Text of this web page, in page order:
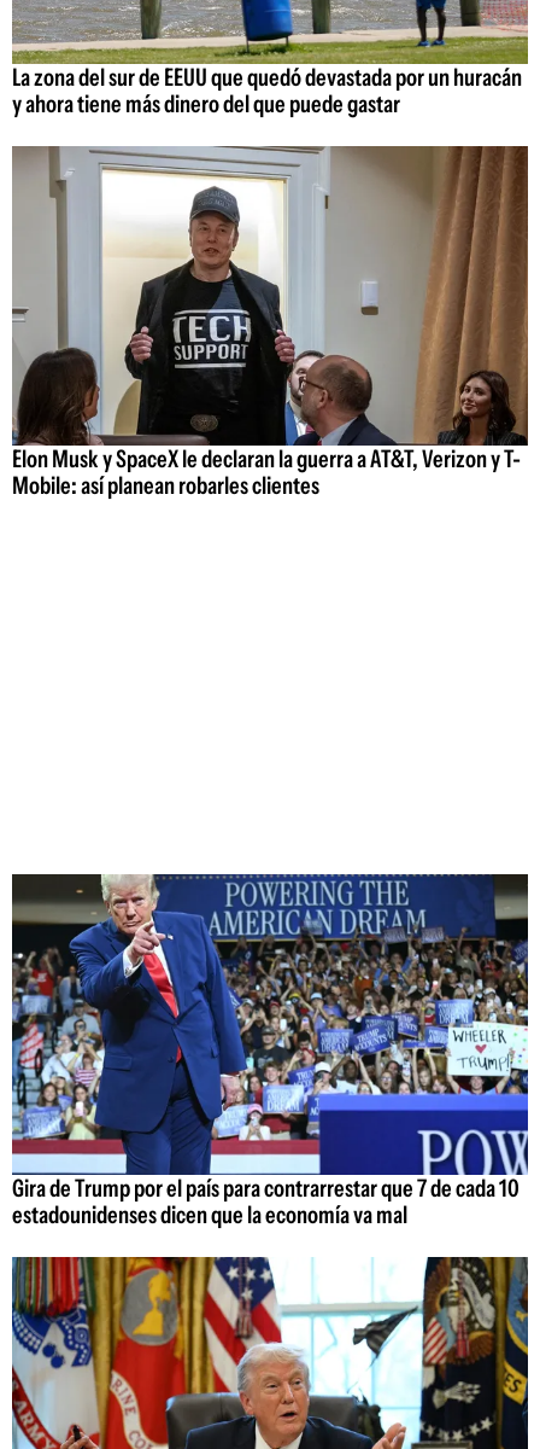
La zona del sur de EEUU que quedó devastada por un huracán
y ahora tiene más dinero del que puede gastar
Elon Musk y SpaceX le declaran la guerra a AT&T, Verizon y T-
Mobile: así planean robarles clientes
Gira de Trump por el país para contrarrestar que 7 de cada 10
estadounidenses dicen que la economía va mal